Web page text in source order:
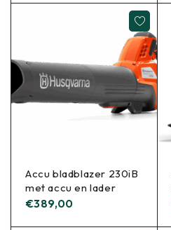
Accu bladblazer 230iB
met accu en lader
€389,00